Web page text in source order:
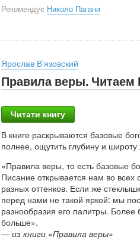
Рекомендує Николо Пагани
Ярослав В’язовский
Правила веры. Читаем
Читати книгу
В книге раскрываются базовые
полнее, ощутить глубину и
«Правила веры, то есть базовые
Писание открывается нам во
разных оттенков. Если же
перед нами не такой яркой: мы
разнообразия его палитры.
больше».
— из книги «Правила веры»